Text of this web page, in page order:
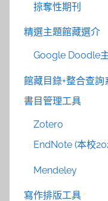
掠奪性期刊
精選主題館藏選介
Google Doodle
館藏目錄+整合查詢
書目管理工具
Zotero
EndNote (本校
Mendeley
寫作排版工具